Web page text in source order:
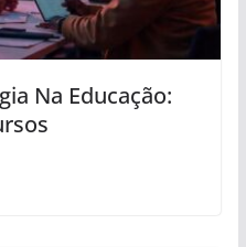
Na Educação: